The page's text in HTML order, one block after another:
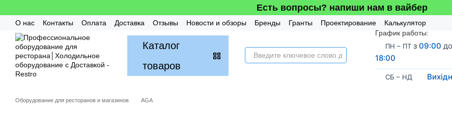
Есть вопросы? напиши нам в вайбер
О нас Контакты Оплата Доставка Отзывы Новости и обзоры Бренды Гранты Проектирование
Калькулятор
Гарантия
Каталог
товаров
График работы:
ПН – ПТ з 09:00 до
18:00
СБ – НД
Оборудование для ресторанов и магазинов AGA